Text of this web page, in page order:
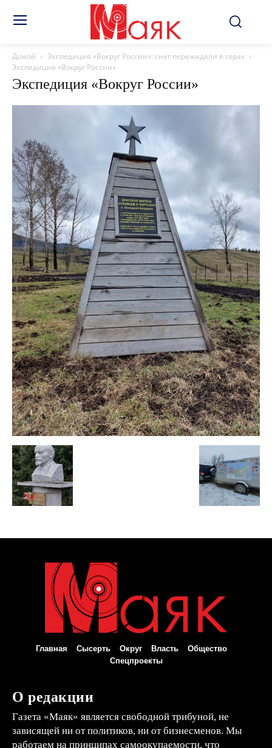
Домой
Экспедиция «Вокруг России»: снег пережидали в горах
Экспедиция «Вокруг России»
Экспедиция «Вокруг России»
Главная Сысерть Округ Власть
Общество
Спецпроекты
О редакции
Газета «Маяк» является свободной трибуной, не
зависящей ни от политиков, ни от бизнесменов. Мы
работаем на принципах самоокупаемости, что